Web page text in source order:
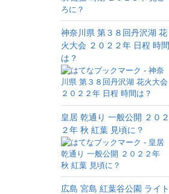
神奈川県 第３８回丹沢湖 花
火大会 ２０２２年 日程 時間
は？
皇居 乾通り 一般公開 ２０２
２年 秋 紅葉 見頃に？
広島 宮島 紅葉谷公園 ライト